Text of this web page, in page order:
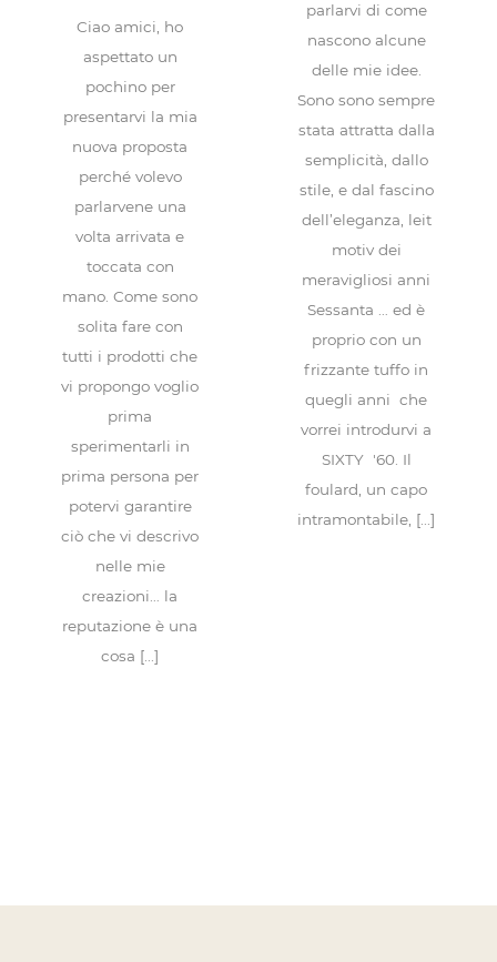
Ciao amici, ho
aspettato un
pochino per
presentarvi la mia
nuova proposta
perché volevo
parlarvene una
volta arrivata e
toccata con
mano. Come sono
solita fare con
tutti i prodotti che
vi propongo voglio
prima
sperimentarli in
prima persona per
potervi garantire
ciò che vi descrivo
nelle mie
creazioni… la
reputazione è una
cosa [...]
parlarvi di come
nascono alcune
delle mie idee.
Sono sono sempre
stata attratta dalla
semplicità, dallo
stile, e dal fascino
dell’eleganza, leit
motiv dei
meravigliosi anni
Sessanta … ed è
proprio con un
frizzante tuffo in
quegli anni che
vorrei introdurvi a
SIXTY '60. Il
foulard, un capo
intramontabile, [...]